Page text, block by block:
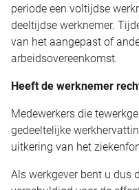
periode een voltijdse
deeltijdse werknemer.
van het aangepast of
arbeidsovereenkomst.
Heeft de werknemer
Medewerkers die
gedeeltelijke
uitkering van het
Als werkgever bent u dus